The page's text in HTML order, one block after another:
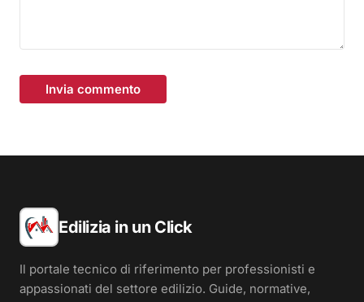
Invia commento
Edilizia in un Click
Il portale tecnico di riferimento per professionisti e
appassionati del settore edilizio. Guide, normative,